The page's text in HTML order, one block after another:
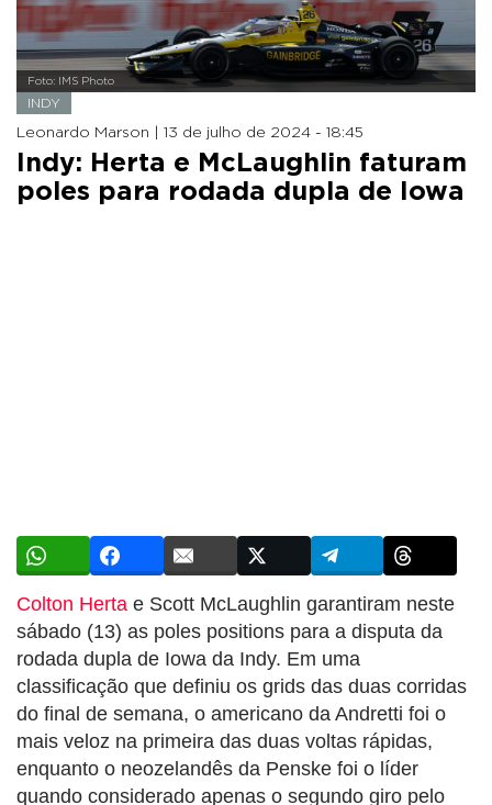
Foto: IMS Photo
INDY
Leonardo Marson | 13 de julho de 2024 - 18:45
Indy: Herta e McLaughlin faturam
poles para rodada dupla de Iowa
Colton Herta e Scott McLaughlin garantiram neste
sábado (13) as poles positions para a disputa da
rodada dupla de Iowa da Indy. Em uma
classificação que definiu os grids das duas corridas
do final de semana, o americano da Andretti foi o
mais veloz na primeira das duas voltas rápidas,
enquanto o neozelandês da Penske foi o líder
quando considerado apenas o segundo giro pelo